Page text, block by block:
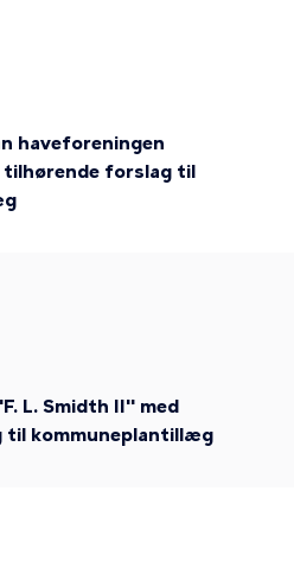
haveforeningen
tilhørende forslag til
L. Smidth II" med
til kommuneplantillæg